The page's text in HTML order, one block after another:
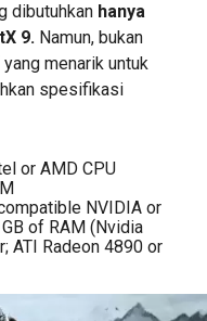
dibutuhkan hanya
9.Namun, bukan
menarik untuk
spesifikasi
or AMD CPU
NVIDIA or
of RAM (Nvidia
ATI Radeon 4890 or